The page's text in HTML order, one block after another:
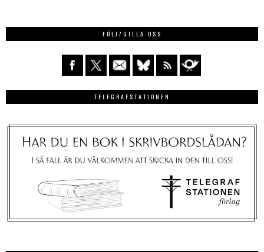
FÖLJ/GILLA OSS
TELEGRAFSTATIONEN